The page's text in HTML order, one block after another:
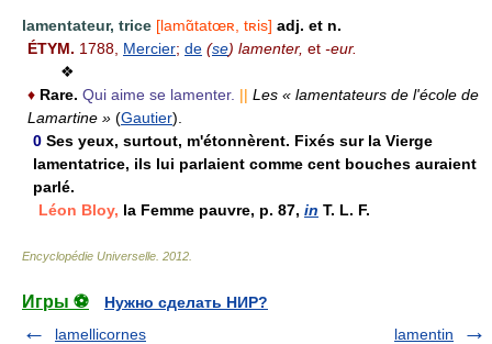
lamentateur, trice [lamɑ̃tatœʀ, tʀis] adj. et n.
ÉTYM. 1788, Mercier; de (se) lamenter, et -eur.
❖
♦ Rare. Qui aime se lamenter. || Les « lamentateurs de l'école de
Lamartine » (Gautier).
0 Ses yeux, surtout, m'étonnèrent. Fixés sur la Vierge
lamentatrice, ils lui parlaient comme cent bouches auraient
parlé.
Léon Bloy, la Femme pauvre, p. 87, in T. L. F.
Encyclopédie Universelle 2012
Игры ⚽
Нужно сделать НИР?
lamellicornes
lamentin